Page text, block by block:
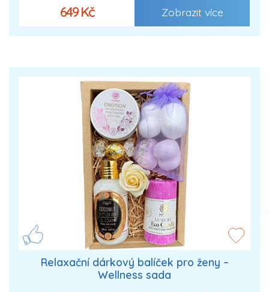
649 Kč Zobrazit více
Relaxační dárkový balíček pro ženy –
Wellness sada